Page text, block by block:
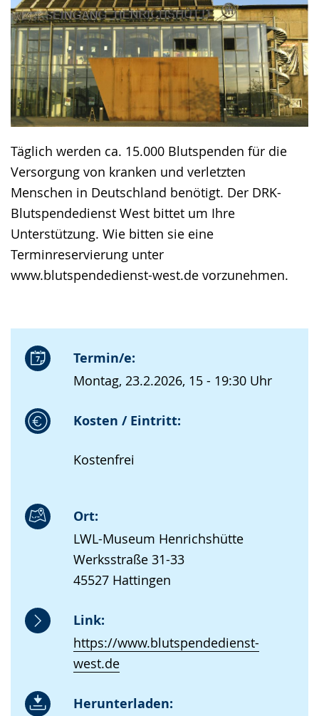
Täglich werden ca. 15.000 Blutspenden für die
Versorgung von kranken und verletzten
Menschen in Deutschland benötigt. Der DRK-
Blutspendedienst West bittet um Ihre
Unterstützung. Wie bitten sie eine
Terminreservierung unter
www.blutspendedienst-west.de vorzunehmen.
Termin/e:
Montag, 23.2.2026, 15 - 19:30 Uhr
Kosten / Eintritt:
Kostenfrei
Ort:
LWL-Museum Henrichshütte
Werksstraße 31-33
45527 Hattingen
Link:
https://www.blutspendedienst-
west.de
Herunterladen: